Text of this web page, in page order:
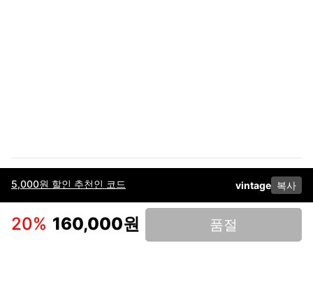
5,000원 할인 추천인 코드 vintage 복사
20% 160,000원 품절
이용약관고객센터판매개인정보 처리방침사업자 정보다운로드
인스타그램